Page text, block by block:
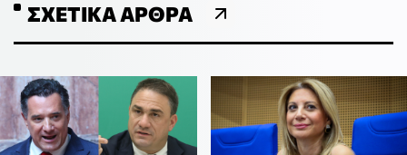
ΣΧΕΤΙΚΆ ΆΡΘΡΑ